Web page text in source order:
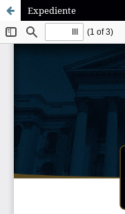
Expediente